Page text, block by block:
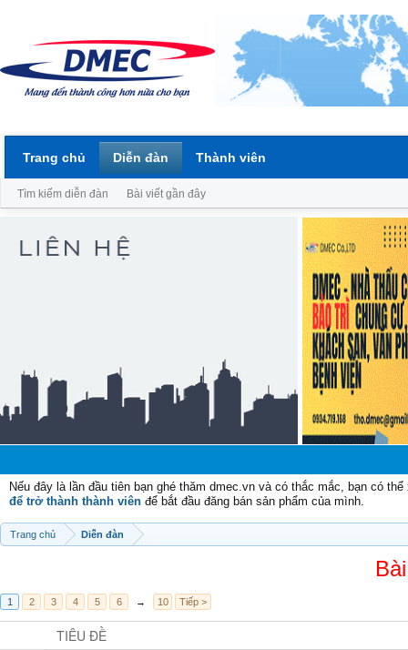
Nếu đây là lần đầu tiên bạn ghé thăm dmec.vn và có thắc mắc, bạn có
để trở thành thành viên để bắt đầu đăng bán sản phẩm của mình.
Trang chủ Diễn đàn
1 2 3 4 5 6 → 10 Tiếp >
TIÊU ĐỀ
Trang chủ Diễn đàn
Tìm kiếm diễn đàn Bài viết gần đây
Thành viên